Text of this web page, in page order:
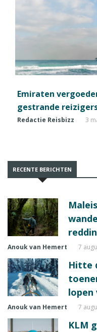
Emiraten
gestrande
Redactie Reisbizz 3
RECENTE BERICHTEN
Anouk van Hemert 7
Hitte
lopen
Anouk van Hemert 7
KLM